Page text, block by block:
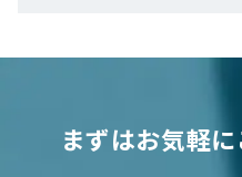
まずはお気軽に